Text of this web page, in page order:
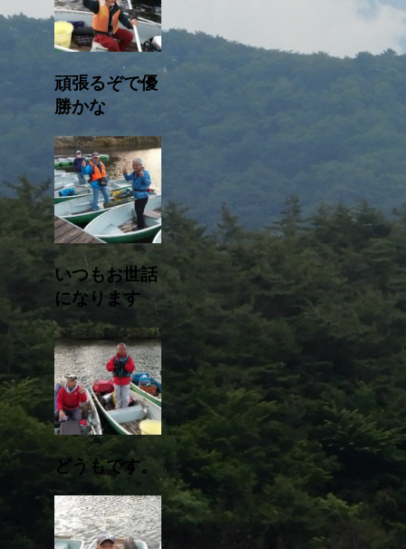
頑張るぞで優
勝かな
いつもお世話
になります
どうもです。